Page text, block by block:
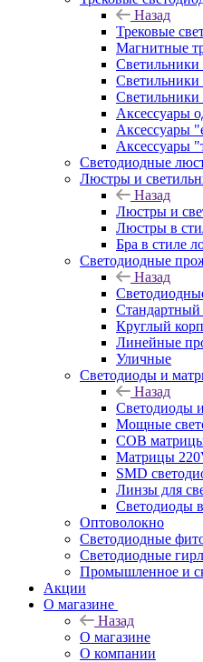
Назад
Трековые
Магнитные
Аксессуары
Аксессуары
Аксессуары
Светодиодные
Люстры и
Назад
Люстры и
Люстры в
Бра в стиле
Светодиодные
Назад
Стандартный
Круглый
Линейные
Уличные
Светодиоды и
Назад
Светодиоды
Мощные
COB
Матрицы
SMD
Линзы для
Светодиоды
Оптоволокно
Светодиодные
Светодиодные
Промышленное и
Акции
О магазине
Назад
О магазине
О компании